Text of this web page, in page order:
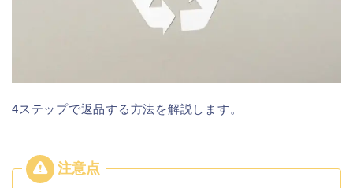
4ステップで返品する方法を解説します。